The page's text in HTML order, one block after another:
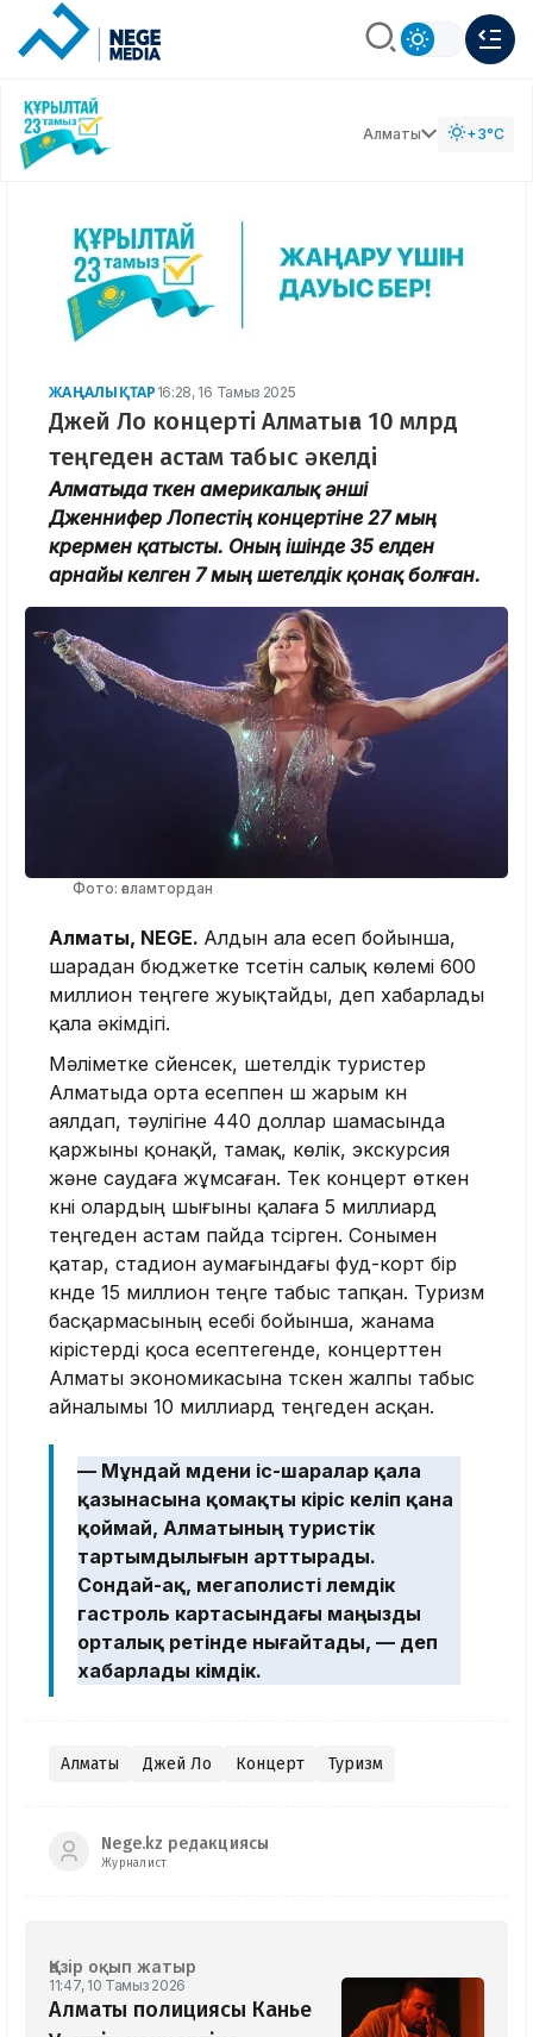
Алматы +3°C
ЖАҢАЛЫҚТАР 16:28, 16 Тамыз 2025
Джей Ло концерті Алматыға 10 млрд
теңгеден астам табыс әкелді
Алматыда өткен америкалық әнші
Дженнифер Лопестің концертіне 27 мың
көрермен қатысты. Оның ішінде 35 елден
арнайы келген 7 мың шетелдік қонақ болған.
Фото: ғаламтордан
Алматы, NEGE. Алдын ала есеп бойынша,
шарадан бюджетке түсетін салық көлемі 600
миллион теңгеге жуықтайды, деп хабарлады
қала әкімдігі.
Мәліметке сүйенсек, шетелдік туристер
Алматыда орта есеппен үш жарым күн
аялдап, тәулігіне 440 доллар шамасында
қаржыны қонақүй, тамақ, көлік, экскурсия
және саудаға жұмсаған. Тек концерт өткен
күні олардың шығыны қалаға 5 миллиард
теңгеден астам пайда түсірген. Сонымен
қатар, стадион аумағындағы фуд-корт бір
күнде 15 миллион теңге табыс тапқан. Туризм
басқармасының есебі бойынша, жанама
кірістерді қоса есептегенде, концерттен
Алматы экономикасына түскен жалпы табыс
айналымы 10 миллиард теңгеден асқан.
— Мұндай мәдени іс-шаралар қала
қазынасына қомақты кіріс әкеліп қана
қоймай, Алматының туристік
тартымдылығын арттырады.
Сондай-ақ, мегаполисті әлемдік
гастроль картасындағы маңызды
орталық ретінде нығайтады, — деп
хабарлады әкімдік.
Алматы Джей Ло Концерт Туризм
Nege.kz редакциясы
Журналист
Қазір оқып жатыр
11:47, 10 Тамыз 2026
Алматы полициясы Канье